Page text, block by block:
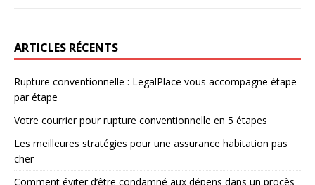
ARTICLES RÉCENTS
Rupture conventionnelle : LegalPlace vous accompagne étape
par étape
Votre courrier pour rupture conventionnelle en 5 étapes
Les meilleures stratégies pour une assurance habitation pas
cher
Comment éviter d’être condamné aux dépens dans un procès